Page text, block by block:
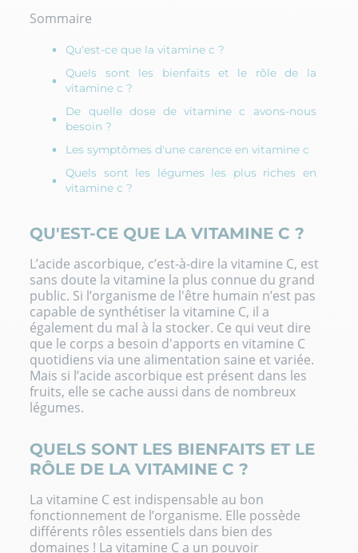
Sommaire
Qu'est-ce que la vitamine c ?
Quels sont les bienfaits et le rôle de la
vitamine c ?
De quelle dose de vitamine c avons-nous
besoin ?
Les symptômes d'une carence en vitamine c
Quels sont les légumes les plus riches en
vitamine c ?
QU'EST-CE QUE LA VITAMINE C ?
L’acide ascorbique, c’est-à-dire la vitamine C, est
sans doute la vitamine la plus connue du grand
public. Si l’organisme de l'être humain n’est pas
capable de synthétiser la vitamine C, il a
également du mal à la stocker. Ce qui veut dire
que le corps a besoin d'apports en vitamine C
quotidiens via une alimentation saine et variée.
Mais si l’acide ascorbique est présent dans les
fruits, elle se cache aussi dans de nombreux
légumes.
QUELS SONT LES BIENFAITS ET LE
RÔLE DE LA VITAMINE C ?
La vitamine C est indispensable au bon
fonctionnement de l’organisme. Elle possède
différents rôles essentiels dans bien des
domaines ! La vitamine C a un pouvoir